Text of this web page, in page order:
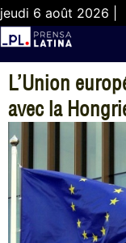
jeudi 6 août 2026 |
L’Union
avec la